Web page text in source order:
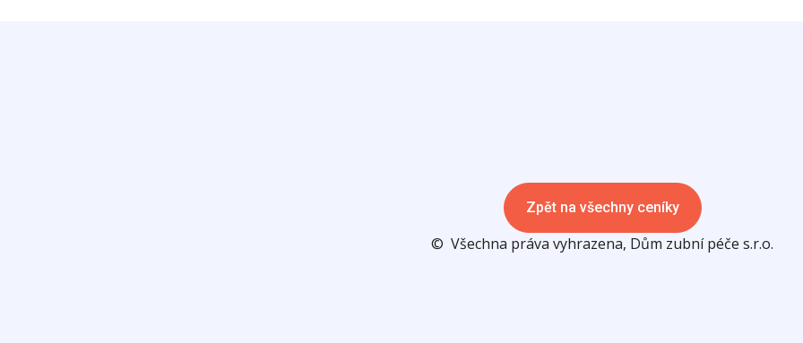
Zpět na všechny ceníky
© Všechna práva vyhrazena, Dům zubní péče s.r.o.